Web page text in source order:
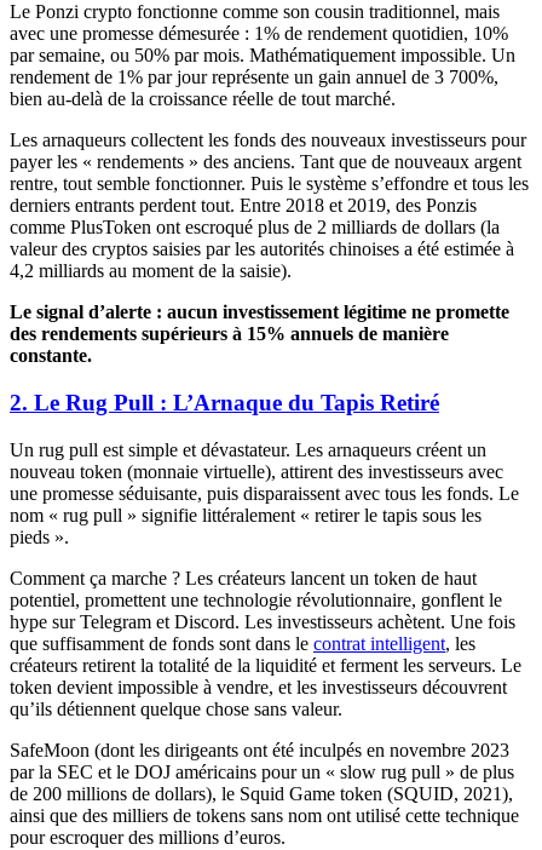
Le Ponzi crypto fonctionne comme son cousin traditionnel, mais
avec une promesse démesurée : 1% de rendement quotidien, 10%
par semaine, ou 50% par mois. Mathématiquement impossible. Un
rendement de 1% par jour représente un gain annuel de 3 700%,
bien au-delà de la croissance réelle de tout marché.
Les arnaqueurs collectent les fonds des nouveaux investisseurs pour
payer les « rendements » des anciens. Tant que de nouveaux argent
rentre, tout semble fonctionner. Puis le système s’effondre et tous les
derniers entrants perdent tout. Entre 2018 et 2019, des Ponzis
comme PlusToken ont escroqué plus de 2 milliards de dollars (la
valeur des cryptos saisies par les autorités chinoises a été estimée à
4,2 milliards au moment de la saisie).
Le signal d’alerte : aucun investissement légitime ne promette
des rendements supérieurs à 15% annuels de manière
constante.
2. Le Rug Pull : L’Arnaque du Tapis Retiré
Un rug pull est simple et dévastateur. Les arnaqueurs créent un
nouveau token (monnaie virtuelle), attirent des investisseurs avec
une promesse séduisante, puis disparaissent avec tous les fonds. Le
nom « rug pull » signifie littéralement « retirer le tapis sous les
pieds ».
Comment ça marche ? Les créateurs lancent un token de haut
potentiel, promettent une technologie révolutionnaire, gonflent le
hype sur Telegram et Discord. Les investisseurs achètent. Une fois
que suffisamment de fonds sont dans le contrat intelligent, les
créateurs retirent la totalité de la liquidité et ferment les serveurs. Le
token devient impossible à vendre, et les investisseurs découvrent
qu’ils détiennent quelque chose sans valeur.
SafeMoon (dont les dirigeants ont été inculpés en novembre 2023
par la SEC et le DOJ américains pour un « slow rug pull » de plus
de 200 millions de dollars), le Squid Game token (SQUID, 2021),
ainsi que des milliers de tokens sans nom ont utilisé cette technique
pour escroquer des millions d’euros.